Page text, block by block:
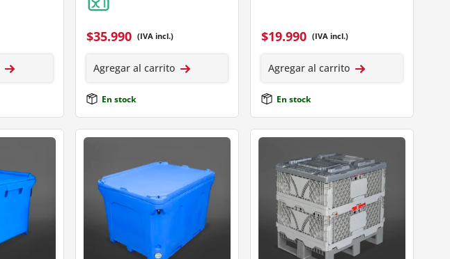
$35.990 (IVA incl.)
Agregar al carrito
En stock
$19.990 (IVA incl.)
Agregar al carrito
En stock